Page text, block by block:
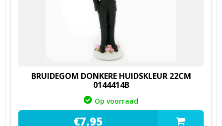
BRUIDEGOM DONKERE HUIDSKLEUR 22CM
0144414B
Op voorraad
€7,95